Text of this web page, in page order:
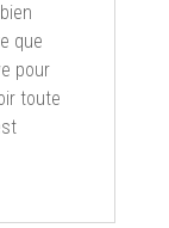
que
pour
toute